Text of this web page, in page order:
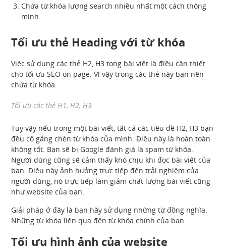
Chứa từ khóa lượng search nhiều nhất một cách thông
minh.
Tối ưu thẻ Heading với từ khóa
Việc sử dụng các thẻ H2, H3 tong bài viết là điều cần thiết
cho tối ưu SEO on page. Vì vậy trong các thẻ này bạn nên
chứa từ khóa.
Tối ưu các thẻ H1, H2, H3
Tuy vậy nếu trong một bài viết, tất cả các tiêu đề H2, H3 bạn
đều cố gắng chèn từ khóa của mình. Điều này là hoàn toàn
không tốt. Bạn sẽ bị Google đánh giá là spam từ khóa.
Người dùng cũng sẽ cảm thấy khó chịu khi đọc bài viết của
bạn. Điều này ảnh hưởng trực tiếp đến trải nghiệm của
người dùng, nó trực tiếp làm giảm chất lượng bài viết cũng
như website của bạn.
Giải pháp ở đây là bạn hãy sử dụng những từ đồng nghĩa.
Những từ khóa liên qua đến từ khóa chính của bạn.
Tối ưu hình ảnh của website